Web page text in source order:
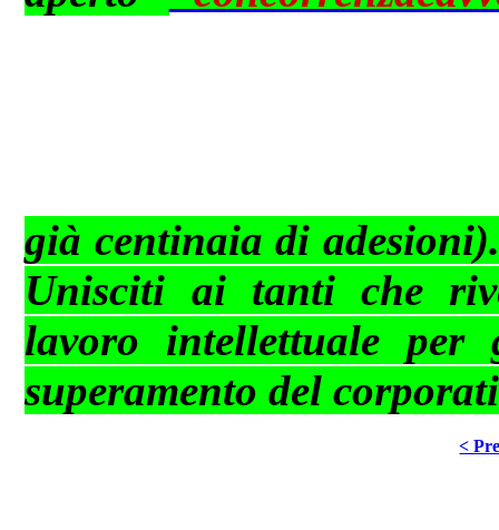
già centinaia di
Unisciti ai tanti che
lavoro intellettuale
superamento del
<